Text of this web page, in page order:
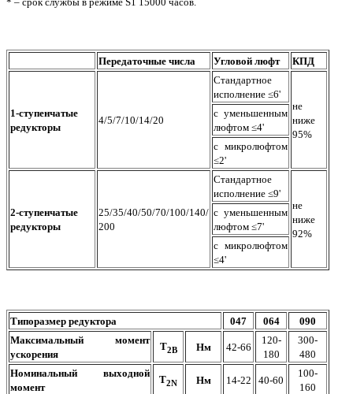
Передаточные числа Угловой люфт КПД
1-ступенчатые
редукторы
4/5/7/10/14/20
Стандартное
исполнение ≤6'
не
ниже
95%
с уменьшенным
люфтом ≤4'
с микролюфтом
≤2'
2-ступенчатые
редукторы
25/35/40/50/70/100/140/
200
Стандартное
исполнение ≤9'
не
ниже
92%
с уменьшенным
люфтом ≤7'
с микролюфтом
≤4'
Типоразмер редуктора 047 064
090
Максимальный момент
ускорения
T2B Нм 42-66
120-
180
300-
480
Номинальный выходной
момент
T2N Нм 14-22 40-60
100-
160